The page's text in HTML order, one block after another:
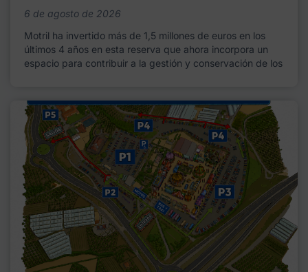
6 de agosto de 2026
Motril ha invertido más de 1,5 millones de euros en los
últimos 4 años en esta reserva que ahora incorpora un
espacio para contribuir a la gestión y conservación de los